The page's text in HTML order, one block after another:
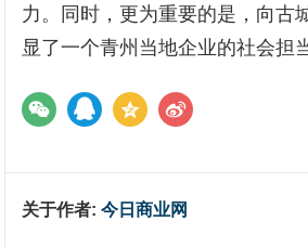
力。同时，更为重要的是，向古
显了一个青州当地企业的社会担
关于作者:今日商业网